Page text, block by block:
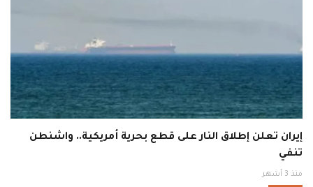
إيران تعلن إطلاق النار على قطع بحرية أمريكية.. واشنطن
تنفي
منذ 3 أشهر